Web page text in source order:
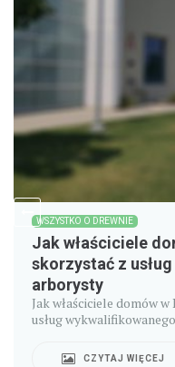
WSZYSTKO O DREWNIE
Jak właściciele
skorzystać z
arborysty
Jak właściciele domów
usług
CZYTAJ WIĘCEJ